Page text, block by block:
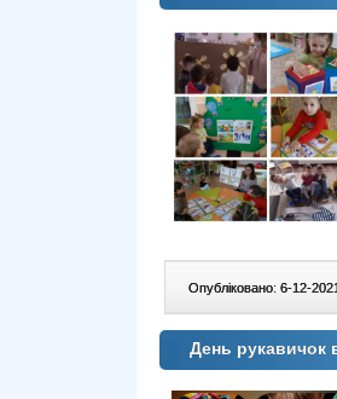
Опубліковано: 6-12-
День